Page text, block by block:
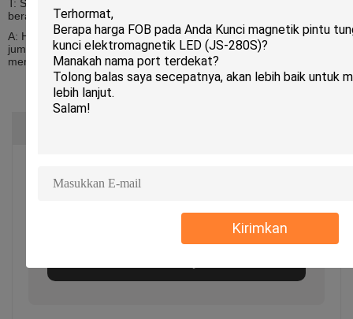
Kirimkan
T: Saya seorang reseller, saya ingin membeli banyak barang Anda,
berapa harga grosirnya?
A: Hai, terima kasih atas pertanyaan Anda, jika Anda ingin membeli
jumlah besar, silakan kirim email kepada kami, kami akan
memberikan harga terbaik, terima kasih!
Berdasarkan 50 ulasan untuk pemasok ini